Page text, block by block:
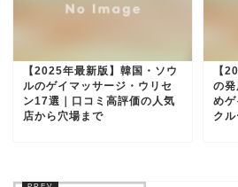
【2025年最新版】韓国・ソウ
ルのゲイマッサージ・ウリセ
ン17選｜口コミ高評価の人気
店から穴場まで
【
の
めゲ
ク